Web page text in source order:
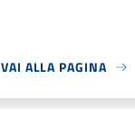
VAI ALLA PAGINA